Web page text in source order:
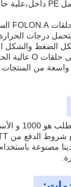
الضغط والشكل